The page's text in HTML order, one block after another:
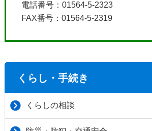
電話番号：01564-5-2323
FAX番号：01564-5-2319
くらし・手続き
くらしの相談